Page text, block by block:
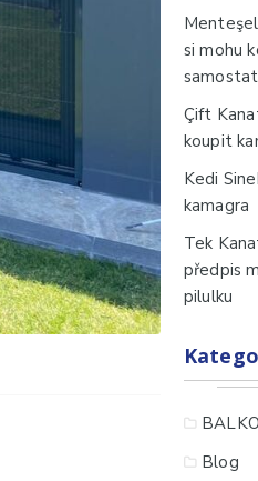
si mohu
Çift
koupit
Kedi
kamagra
Tek
předpis
pilulku
Blog